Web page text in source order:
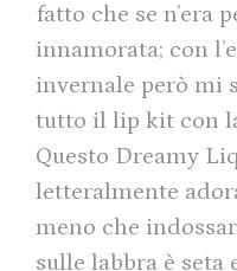
fatto che se n’era
innamorata; con
invernale però mi
tutto il lip kit con
Questo Dreamy
letteralmente
meno che
sulle labbra è